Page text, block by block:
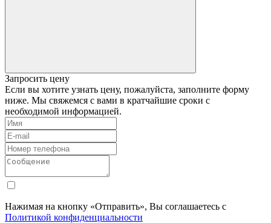
Запросить цену
Если вы хотите узнать цену, пожалуйста, заполните форму
ниже. Мы свяжемся с вами в кратчайшие сроки с
необходимой информацией.
Нажимая на кнопку «Отправить», Вы соглашаетесь с
Политикой конфиденциальности